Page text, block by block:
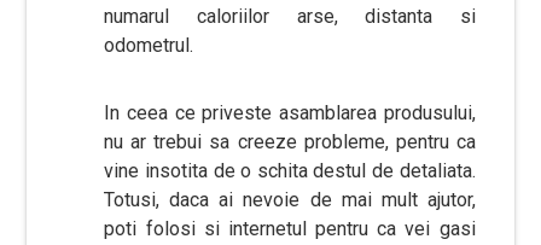
numarul caloriilor arse, distanta si
odometrul.
In ceea ce priveste asamblarea produsului,
nu ar trebui sa creeze probleme, pentru ca
vine insotita de o schita destul de detaliata.
Totusi, daca ai nevoie de mai mult ajutor,
poti folosi si internetul pentru ca vei gasi